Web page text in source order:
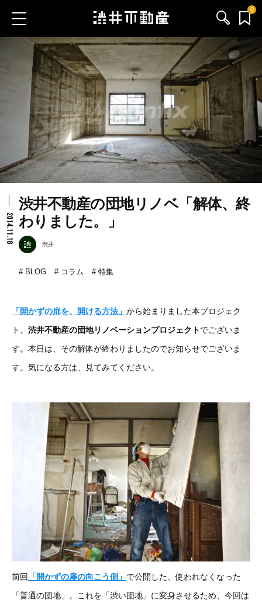
0
お気に入り物件 お問い合わせ
ブログ
サービス内容
渋井不動産のメンバー
会社情報
2014.11.18
渋井不動産の団地リノベ「解体、終
わりました。」
渋井
BLOG コラム 特集
「開かずの扉を、開ける方法」 から始まりました本プロジェク
ト。 渋井不動産の団地リノベーションプロジェクトでございま
す。本日は、その解体が終わりましたのでお知らせでございま
す。気になる方は、見てみてください。
前回 「開かずの扉の向こう側」 で公開した、使われなくなった
「普通の団地」。これを「渋い団地」に変身させるため、今回は